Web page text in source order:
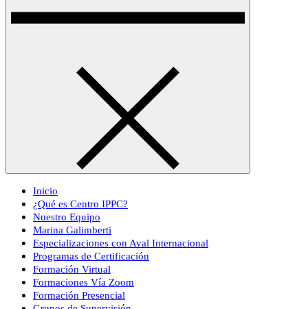
Inicio
¿Qué es Centro IPPC?
Nuestro Equipo
Marina Galimberti
Especializaciones con Aval Internacional
Programas de Certificación
Formación Virtual
Formaciones Vía Zoom
Formación Presencial